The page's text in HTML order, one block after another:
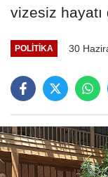
vizesiz hayatı
POLITIKA 30